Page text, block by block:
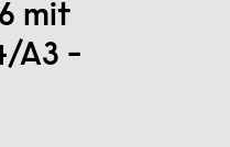
mit
A3 -